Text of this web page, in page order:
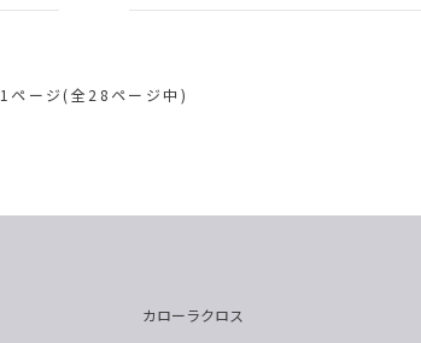
1ページ(全28ページ中)
カローラクロス